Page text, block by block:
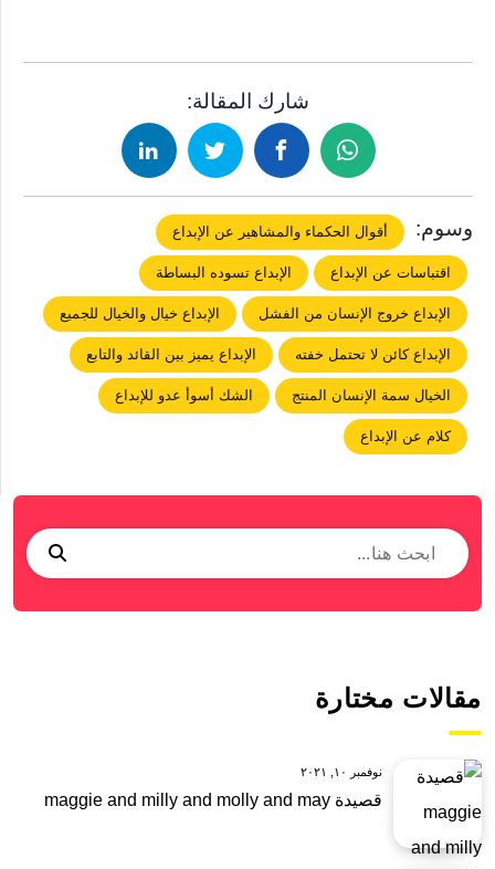
شارك المقالة:
وسوم: أقوال الحكماء والمشاهير عن الإبداع
اقتباسات عن الإبداع الإبداع تسوده البساطة
الإبداع خروج الإنسان من الفشل الإبداع خيال والخيال للجميع
الإبداع كائن لا تحتمل خفته الإبداع يميز بين القائد والتابع
الخيال سمة الإنسان المنتج الشك أسوأ عدو للإبداع
كلام عن الإبداع
مقالات مختارة
نوفمبر ١٠, ٢٠٢١
قصيدة maggie and milly and molly and may